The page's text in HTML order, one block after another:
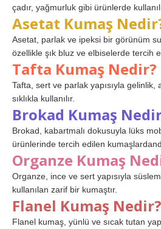
çadır, yağmurluk gibi ürünlerde
Asetat Kumaş
Asetat, parlak ve ipeksi bir görünüm
özellikle şık bluz ve elbiselerde tercih
Tafta Kumaş Nedir?
Tafta, sert ve parlak yapısıyla gelinlik,
sıklıkla kullanılır.
Brokad Kumaş
Brokad, kabartmalı dokusuyla lüks
ürünlerinde tercih edilen
Organze Kumaş
Organze, ince ve sert yapısıyla
kullanılan zarif bir kumaştır.
Flanel Kumaş Nedir?
Flanel kumaş, yünlü ve sıcak tutan